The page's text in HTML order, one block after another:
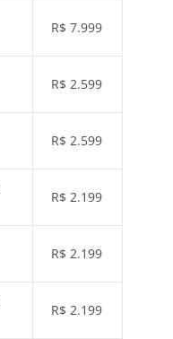
R$ 7.999
R$ 2.599
R$ 2.599
R$ 2.199
R$ 2.199
R$ 2.199